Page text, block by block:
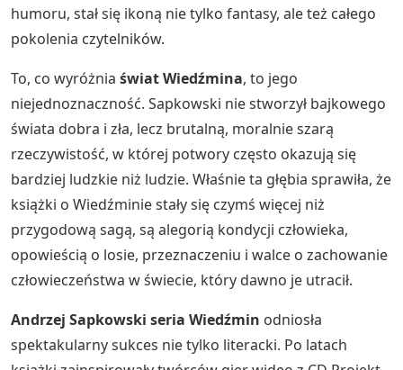
humoru, stał się ikoną nie tylko fantasy, ale też całego
pokolenia czytelników.
To, co wyróżnia świat Wiedźmina, to jego
niejednoznaczność. Sapkowski nie stworzył bajkowego
świata dobra i zła, lecz brutalną, moralnie szarą
rzeczywistość, w której potwory często okazują się
bardziej ludzkie niż ludzie. Właśnie ta głębia sprawiła, że
książki o Wiedźminie stały się czymś więcej niż
przygodową sagą, są alegorią kondycji człowieka,
opowieścią o losie, przeznaczeniu i walce o zachowanie
człowieczeństwa w świecie, który dawno je utracił.
Andrzej Sapkowski seria Wiedźmin odniosła
spektakularny sukces nie tylko literacki. Po latach